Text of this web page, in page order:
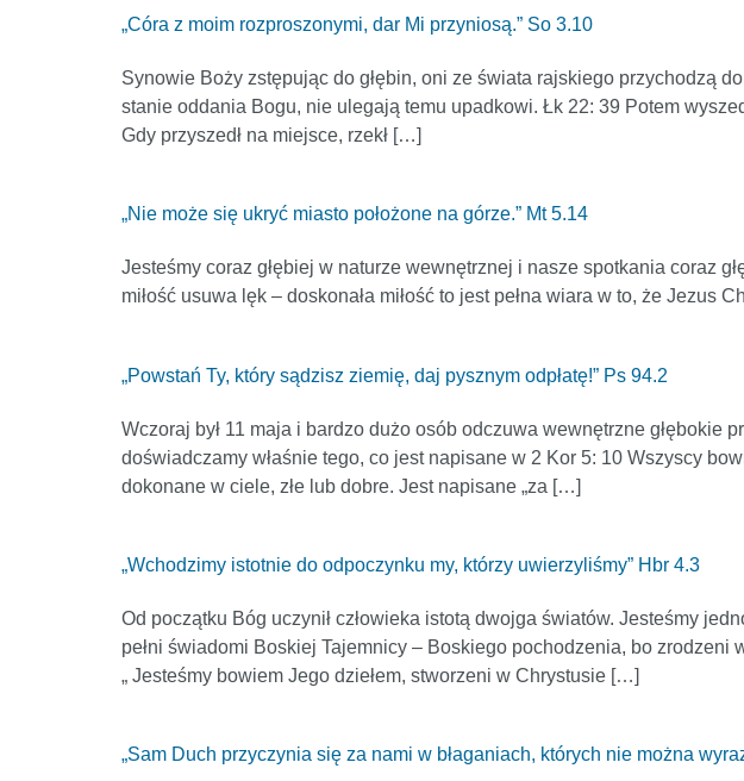
„Córa z moim rozproszonymi, dar Mi przyniosą.” So 3.10
Synowie Boży zstępując do głębin, oni ze świata rajskiego przychodzą
stanie oddania Bogu, nie ulegają temu upadkowi. Łk 22: 39 Potem
Gdy przyszedł na miejsce, rzekł […]
„Nie może się ukryć miasto położone na górze.” Mt 5.14
Jesteśmy coraz głębiej w naturze wewnętrznej i nasze spotkania coraz
miłość usuwa lęk – doskonała miłość to jest pełna wiara w to, że Jezus
„Powstań Ty, który sądzisz ziemię, daj pysznym odpłatę!” Ps 94.2
Wczoraj był 11 maja i bardzo dużo osób odczuwa wewnętrzne głębokie
doświadczamy właśnie tego, co jest napisane w 2 Kor 5: 10 Wszyscy
dokonane w ciele, złe lub dobre. Jest napisane „za […]
„Wchodzimy istotnie do odpoczynku my, którzy uwierzyliśmy” Hbr 4.3
Od początku Bóg uczynił człowieka istotą dwojga światów. Jesteśmy
pełni świadomi Boskiej Tajemnicy – Boskiego pochodzenia, bo
„ Jesteśmy bowiem Jego dziełem, stworzeni w Chrystusie […]
„Sam Duch przyczynia się za nami w błaganiach, których nie można